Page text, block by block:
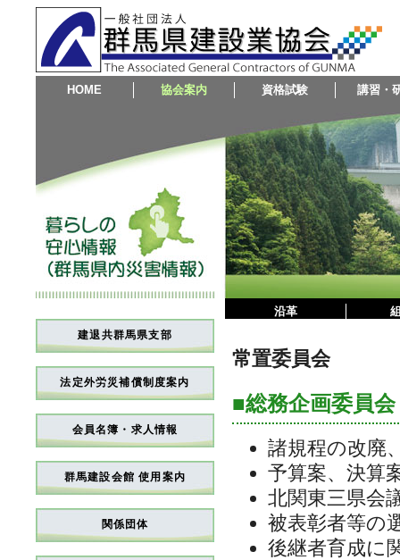
HOME 協会案内 資格試験 講習・
沿革
建退共群馬県支部
法定外労災補償制度案内
会員名簿・求人情報
群馬建設会館 使用案内
関係団体
常置委員会
■総務企画委員会
諸規程の改廃
予算案、決算
北関東三県会
被表彰者等の
後継者育成に